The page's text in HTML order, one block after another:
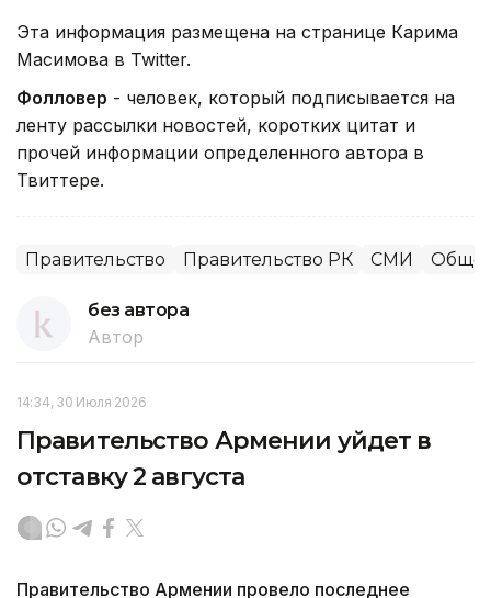
Эта информация размещена на странице Карима
Масимова в Twitter.
Фолловер - человек, который подписывается на
ленту рассылки новостей, коротких цитат и
прочей информации определенного автора в
Твиттере.
Правительство Правительство РК СМИ
без автора
Автор
14:34, 30 Июля 2026
Правительство Армении уйдет в
отставку 2 августа
Правительство Армении провело последнее